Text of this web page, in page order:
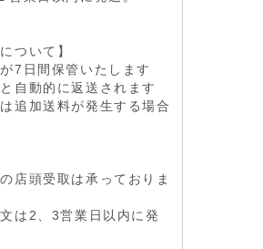
ついて】
7日間保管いたします
自動的に返送されます
追加送料が発生する場合
店頭受取は承っておりま
は2、3営業日以内に発